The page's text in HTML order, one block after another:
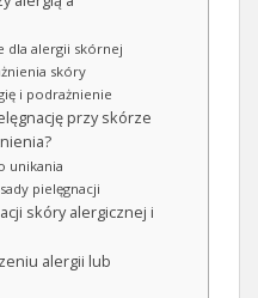
dla alergii skórnej
skóry
i podrażnienie
przy skórze
unikania
pielęgnacji
skóry alergicznej i
alergii lub